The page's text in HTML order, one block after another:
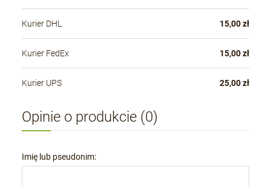
Kurier DHL 15,00 zł
Kurier FedEx 15,00 zł
Kurier UPS 25,00 zł
Opinie o produkcie (0)
Imię lub pseudonim: